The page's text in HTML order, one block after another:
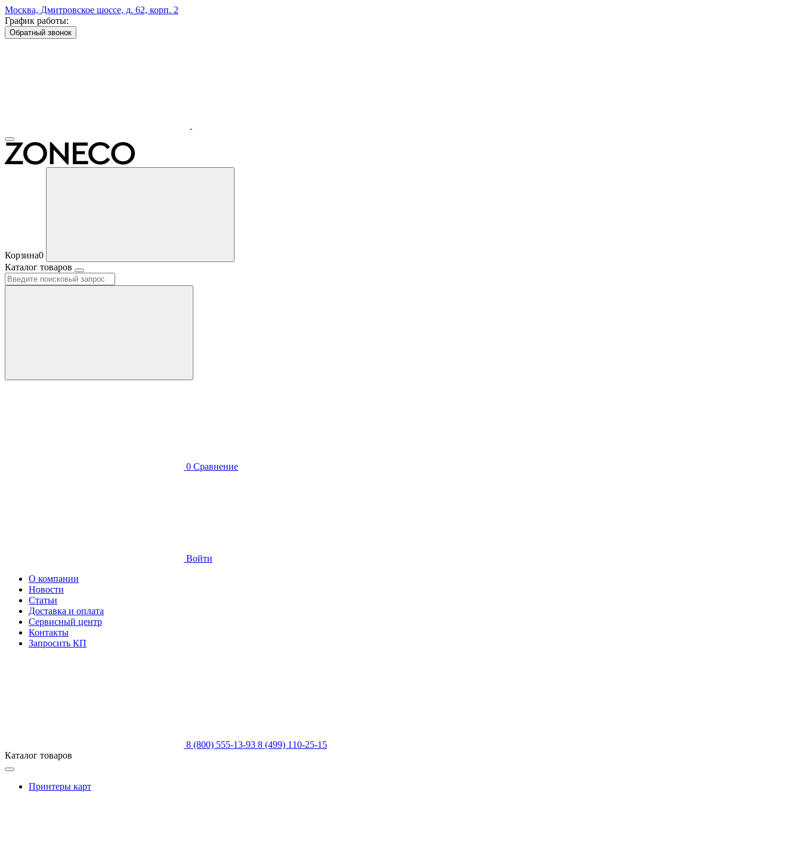
Москва, Дмитровское шоссе, д. 62, корп. 2
График работы:
Обратный звонок
Корзина0
Каталог товаров
0 Сравнение
Войти
О компании
Новости
Статьи
Доставка и оплата
Сервисный центр
Контакты
Запросить КП
8 (800) 555-13-93 8 (499) 110-25-15
Каталог товаров
Принтеры карт